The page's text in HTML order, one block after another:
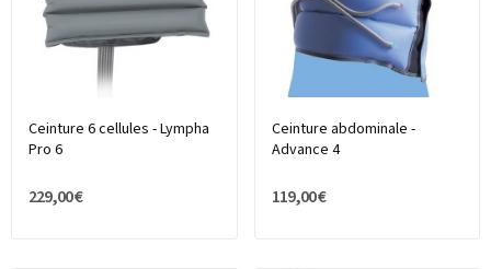
Ceinture 6 cellules - Lympha
Pro 6
229,00 €
Ceinture abdominale -
Advance 4
119,00 €